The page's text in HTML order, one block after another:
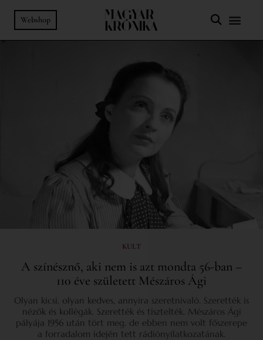
Webshop
KULT
A színésznő, aki nem is azt mondta 56-ban –
110 éve született Mészáros Ági
Olyan kicsi, olyan kedves, annyira szeretnivaló. Szerették is
nézők és kollégák. Szerették és tisztelték. Mészáros Ági
pályája 1956 után tört meg, de ebben nem volt főszerepe
a forradalom idején tett rádiónyilatkozatának.